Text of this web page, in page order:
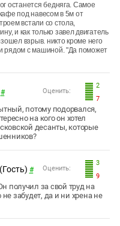
останется бедняга. Самое
под навесом в 5м от
встали со стола,
и как только завел двигатель
взрыв. никто кроме него
рядом с машиной. "Да поможет
2
7
Оценить:
#
потому подорвался,
на кого он хотел
десанты, которые
3
9
Оценить:
(Гость) #
получил за свой труд на
не забудет, да и ни хрена не